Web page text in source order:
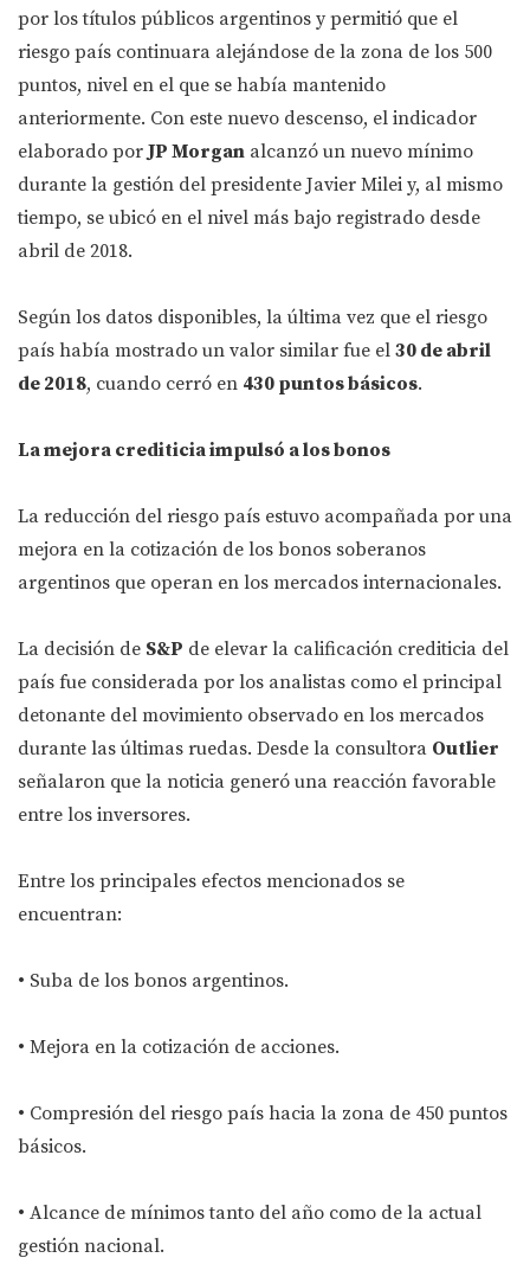
por los títulos públicos argentinos y permitió que el
riesgo país continuara alejándose de la zona de los 500
puntos, nivel en el que se había mantenido
anteriormente. Con este nuevo descenso, el indicador
elaborado porJP Morgan alcanzó un nuevo mínimo
durante la gestión del presidente Javier Milei y, al mismo
tiempo, se ubicó en el nivel más bajo registrado desde
abril de 2018.
Según los datos disponibles, la última vez que el riesgo
país había mostrado un valor similar fue el 30 de abril
de 2018, cuando cerró en 430 puntos básicos.
La mejora crediticia impulsó a los bonos
La reducción del riesgo país estuvo acompañada por una
mejora en la cotización de los bonos soberanos
argentinos que operan en los mercados internacionales.
La decisión de S&P de elevar la calificación crediticia del
país fue considerada por los analistas como el principal
detonante del movimiento observado en los mercados
durante las últimas ruedas. Desde la consultora Outlier
señalaron que la noticia generó una reacción favorable
entre los inversores.
Entre los principales efectos mencionados se
encuentran:
• Suba de los bonos argentinos.
• Mejora en la cotización de acciones.
• Compresión del riesgo país hacia la zona de 450 puntos
básicos.
• Alcance de mínimos tanto del año como de la actual
gestión nacional.